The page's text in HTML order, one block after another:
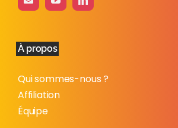
À propos
Qui sommes-nous ?
Affiliation
Équipe